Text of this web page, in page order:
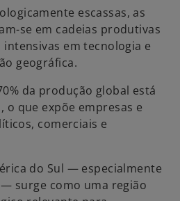
escassas, as
se em cadeias produtivas
em tecnologia e
geográfica.
da produção global está
o que expõe empresas e
comerciais e
do Sul — especialmente
surge como uma região